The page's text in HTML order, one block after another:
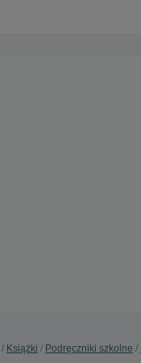
Książki Podręczniki szkolne